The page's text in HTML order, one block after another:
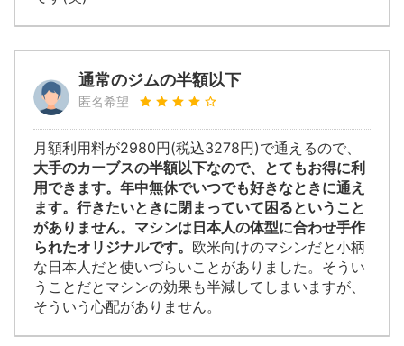
通常のジムの半額以下
匿名希望
月額利用料が2980円(税込3278円)で通えるので、
大手のカーブスの半額以下なので、とてもお得に利
用できます。年中無休でいつでも好きなときに通え
ます。行きたいときに閉まっていて困るということ
がありません。マシンは日本人の体型に合わせ手作
られたオリジナルです。 欧米向けのマシンだと小柄
な日本人だと使いづらいことがありました。そうい
うことだとマシンの効果も半減してしまいますが、
そういう心配がありません。